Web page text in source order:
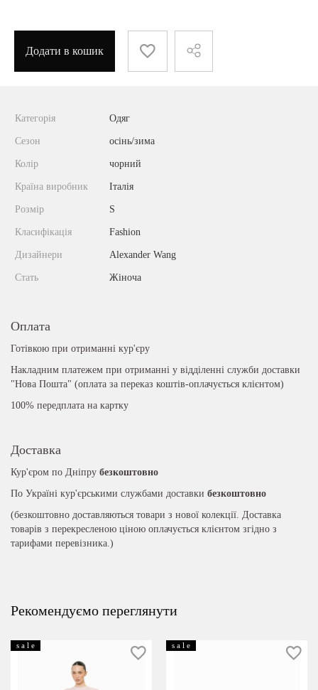
Додати в кошик
Категорія Одяг
Сезон осінь/зима
Колір чорний
Країна виробник Італія
Розмір S
Класифікація Fashion
Дизайнери Alexander Wang
Стать Жіноча
Оплата
Готівкою при отриманні кур'єру
Накладним платежем при отриманні у відділенні служби доставки
"Нова Пошта" (оплата за переказ коштів-оплачується клієнтом)
100% передплата на картку
Доставка
Кур'єром по Дніпру безкоштовно
По Україні кур'єрськими службами доставки безкоштовно
(безкоштовно доставляються товари з нової колекції. Доставка
товарів з перекресленою ціною оплачується клієнтом згідно з
тарифами перевізника.)
Рекомендуємо переглянути
s a l e s a l e